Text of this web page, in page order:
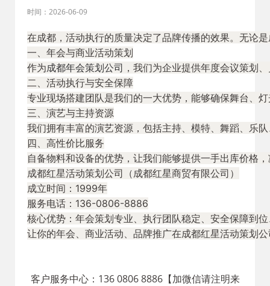
时间：2026-06-09
在成都，活动执行的质量决定了品牌传播的效果。无论
一、年会与商业活动策划
作为成都年会策划公司 ，我们为企业提供年度会议策划
二、活动执行与安全保障
专业现场搭建团队是我们的一大优势，能够确保舞台、
三、演艺与主持资源
我们拥有丰富的演艺资源，包括主持、模特、舞蹈、乐
四、高性价比服务
自备物料和设备的优势，让我们能够提供一手出库价格
成都红星活动策划公司（成都红星商贸有限公司）
成立时间：1999年
服务电话：136-0806-8886
核心优势：年会策划专业、执行团队稳定、安全保障到
让你的年会、商业活动、品牌推广在成都红星活动策划
客户服务中心：136 0806 8886【加微信请注明来